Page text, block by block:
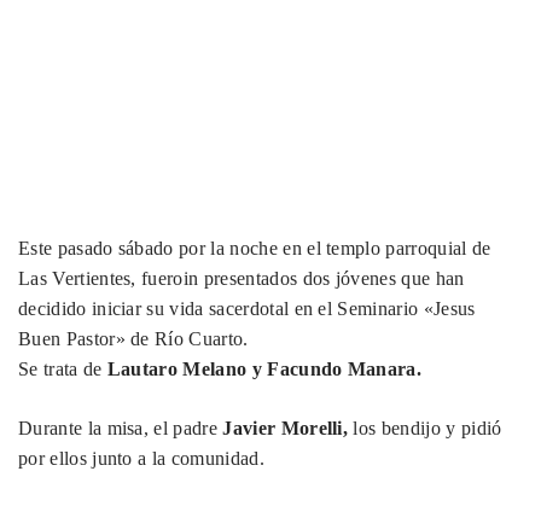
Este pasado sábado por la noche en el templo parroquial de
Las Vertientes, fueroin presentados dos jóvenes que han
decidido iniciar su vida sacerdotal en el Seminario «Jesus
Buen Pastor» de Río Cuarto.
Se trata de Lautaro Melano y Facundo Manara.
Durante la misa, el padreJavier Morelli, los bendijo y pidió
por ellos junto a la comunidad.